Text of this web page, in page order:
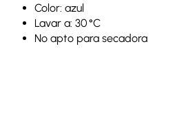
Color: azul
Lavar a: 30 °C
No apto para secadora